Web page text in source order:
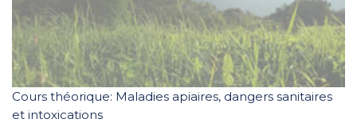
Cours théorique: Maladies apiaires, dangers sanitaires
et intoxications